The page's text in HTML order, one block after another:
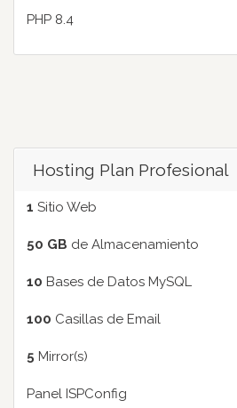
PHP 8.4
Hosting Plan Profesional
1 Sitio Web
50 GB de Almacenamiento
10 Bases de Datos MySQL
100 Casillas de Email
5 Mirror(s)
Panel ISPConfig